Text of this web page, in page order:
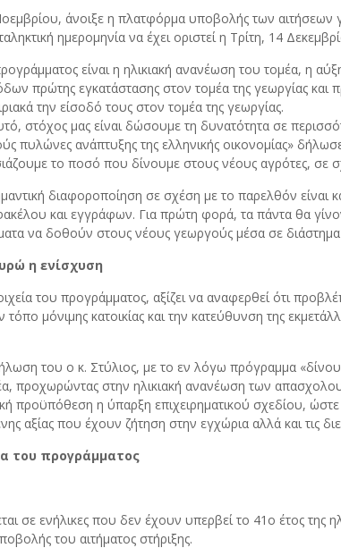
άνοιξε η πλατφόρμα υποβολής των
ημερομηνία να έχει οριστεί η Τρίτη, 14
είναι η ηλικιακή ανανέωση του τομέα, η
πρώτης εγκατάστασης στον τομέα της γεωργίας
την είσοδό τους στον τομέα της γεωργίας.
στόχος μας είναι δώσουμε τη δυνατότητα σε
πυλώνες ανάπτυξης της ελληνικής οικονομίας»
το ποσό που δίνουμε στους νέους αγρότες,
διαφοροποίηση σε σχέση με το παρελθόν είναι
και εγγράφων. Για πρώτη φορά, τα πάντα θα
να δοθούν στους νέους γεωργούς μέσα σε
η ενίσχυση
του προγράμματος, αξίζει να αναφερθεί ότι
μόνιμης κατοικίας και την κατεύθυνση της
του ο κ. Στύλιος, με το εν λόγω πρόγραμμα
προχωρώντας στην ηλικιακή ανανέωση των
προϋπόθεση η ύπαρξη επιχειρηματικού σχεδίου,
αξίας που έχουν ζήτηση στην εγχώρια αλλά και τις
του προγράμματος
σε ενήλικες που δεν έχουν υπερβεί το 41ο έτος της
του αιτήματος στήριξης.